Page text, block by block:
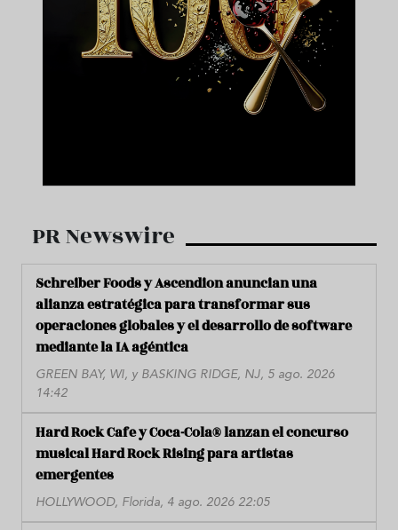
PR Newswire
Schreiber Foods y Ascendion anuncian una
alianza estratégica para transformar sus
operaciones globales y el desarrollo de software
mediante la IA agéntica
GREEN BAY, WI, y BASKING RIDGE, NJ, 5 ago. 2026
14:42
Hard Rock Cafe y Coca-Cola® lanzan el concurso
musical Hard Rock Rising para artistas
emergentes
HOLLYWOOD, Florida, 4 ago. 2026 22:05